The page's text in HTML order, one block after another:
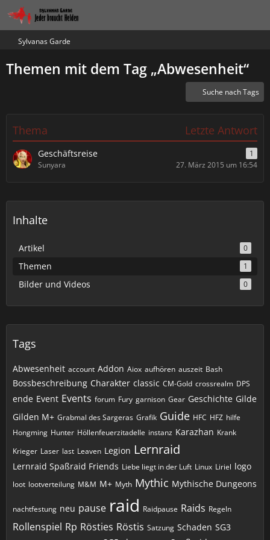
Sylvanas Garde
Themen mit dem Tag „Abwesenheit“
Suche nach Tags
Thema Letzte Antwort
Geschäftsreise
1
Sunyara
27. März 2015 um 16:54
Inhalte
Artikel 0
Themen 1
Bilder und Videos 0
Tags
Abwesenheit account Addon Aiox aufhören auszeit Bash
Bossbeschreibung Charakter classic CM-Gold crossrealm DPS
ende Event Events forum Fury garnison Gear Geschichte Gilde
Gilden M+ Grabmal des Sargeras Grafik Guide HFC HFZ hilfe
Hongming Hunter Höllenfeuerzitadelle instanz Karazhan Krank
Krieger Laser last Leaven Legion Lernraid
Lernraid Spaßraid Friends Liebe liegt in der Luft Linux Liriel logo
loot lootverteilung M&M M+ Myth Mythic Mythische Dungeons
nachtfestung neu pause raid Raidpause Raids Regeln
Rollenspiel Rp Rösties Röstis Satzung Schaden SG3